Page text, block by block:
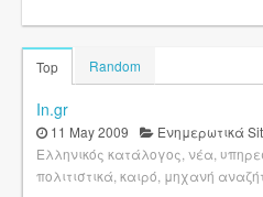
Top Random
In.gr
11 May 2009
Ενημερωτικά
Ελληνικός κατάλογος, νέα,
πολιτιστικά, καιρό, μηχανή